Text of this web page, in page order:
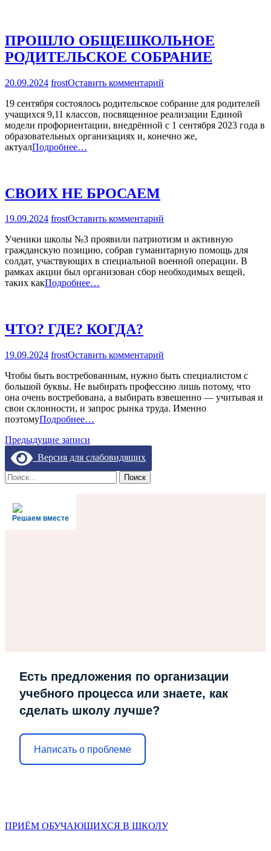
ПРОШЛО ОБЩЕШКОЛЬНОЕ
РОДИТЕЛЬСКОЕ СОБРАНИЕ
20.09.2024 frostОставить комментарий
ОБЩЕШКОЛЬНОЕ
РОДИТЕЛЬСКОЕ
СОБРАНИЕ
19 сентября состоялось родительское собрание для родителей
учащихся 9,11 классов, посвященное реализации Единой
модели профориентации, внедрённой с 1 сентября 2023 года в
образовательных организациях и, конечно же,
актуалПодробнее…
СВОИХ НЕ БРОСАЕМ
19.09.2024 frostОставить комментарий
НЕ
БРОСАЕМ
Ученики школы №3 проявили патриотизм и активную
гражданскую позицию, собрав гуманитарную помощь для
солдат, участвующих в специальной военной операции. В
рамках акции был организован сбор необходимых вещей,
таких какПодробнее…
ЧТО? ГДЕ? КОГДА?
19.09.2024 frostОставить комментарий
ГДЕ?
КОГДА?
Чтобы быть востребованным, нужно быть специалистом с
большой буквы. Не выбирать профессию лишь потому, что
она очень востребована, а выбирать взвешенно — учитывая и
свои склонности, и запрос рынка труда. Именно
поэтомуПодробнее…
Навигация
по
записям
Предыдущие записи
Версия для слабовидящих
Найти:
Решаем вместе
Есть предложения по организации
учебного процесса или знаете, как
сделать школу лучше?
Написать о проблеме
ПРИЁМ ОБУЧАЮЩИХСЯ В ШКОЛУ